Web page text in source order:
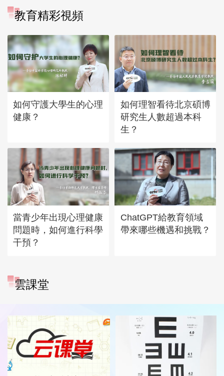
教育精彩視頻
如何守護大學生的心理
健康？
如何理智看待北京碩博
研究生人數超過本科
生？
當青少年出現心理健康
問題時，如何進行科學
干預？
ChatGPT給教育領域
帶來哪些機遇和挑戰？
雲課堂